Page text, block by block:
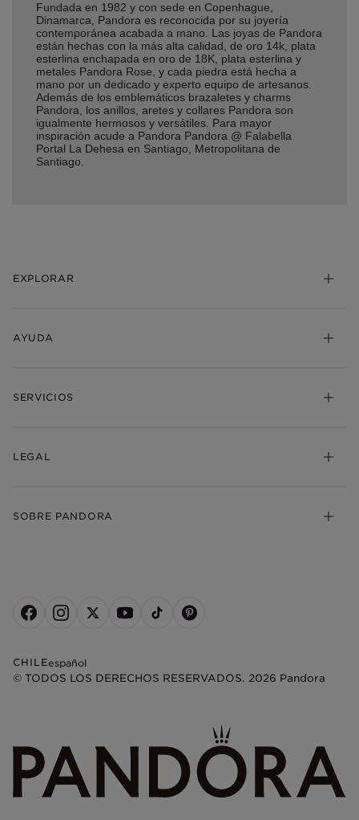
Fundada en 1982 y con sede en Copenhague,
Dinamarca, Pandora es reconocida por su joyería
contemporánea acabada a mano. Las joyas de Pandora
están hechas con la más alta calidad, de oro 14k, plata
esterlina enchapada en oro de 18K, plata esterlina y
metales Pandora Rose, y cada piedra está hecha a
mano por un dedicado y experto equipo de artesanos.
Además de los emblemáticos brazaletes y charms
Pandora, los anillos, aretes y collares Pandora son
igualmente hermosos y versátiles. Para mayor
inspiración acude a Pandora Pandora @ Falabella
Portal La Dehesa en Santiago, Metropolitana de
Santiago.
EXPLORAR
AYUDA
SERVICIOS
LEGAL
SOBRE PANDORA
CHILEespañol
© TODOS LOS DERECHOS RESERVADOS. 2026 Pandora